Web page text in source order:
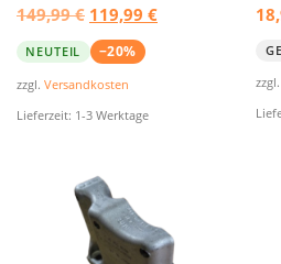
149,99€ U
r
s
p
r
n
g
l
i
119,99 €A
r
P
NEUTEIL −20%
zzgl. Versandkosten
Lieferzeit: 1-3 Werktage